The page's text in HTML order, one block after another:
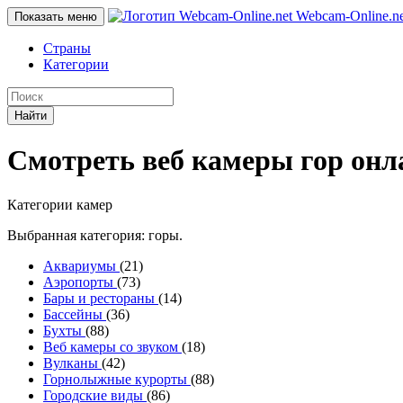
Показать меню Webcam-Online
Страны
Категории
Найти
Смотреть веб камеры гор
Категории камер
Выбранная категория: горы.
Аквариумы (21)
Аэропорты (73)
Бары и рестораны (14)
Бассейны (36)
Бухты (88)
Веб камеры со звуком (18)
Вулканы (42)
Горнолыжные курорты (88)
Городские виды (86)